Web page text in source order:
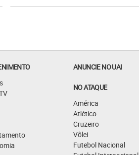
ANUNCIE NO UAI
NO ATAQUE
América
Atlético
Cruzeiro
Vôlei
Futebol Nacional